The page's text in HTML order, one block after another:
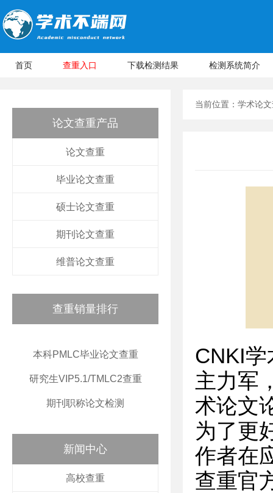
首页 查重入口 下载检测结果 检测系统简介
论文查重产品
论文查重
毕业论文查重
硕士论文查重
期刊论文查重
维普论文查重
查重销量排行
本科PMLC毕业论文查重
研究生VIP5.1/TMLC2查重
期刊职称论文检测
新闻中心
高校查重
当前位置： 学术论
CNKI
主力军
术论文
为了更
作者在
查重官